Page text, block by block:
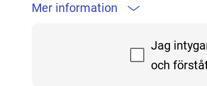
Mer information
Godkänn
Jag
och